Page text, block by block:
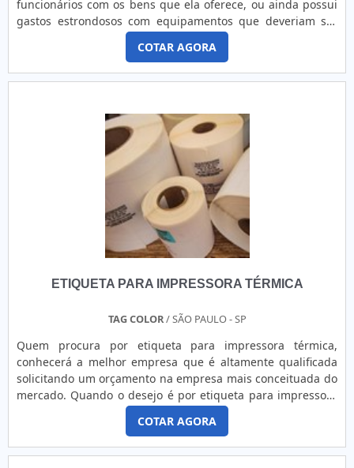
funcionários com os bens que ela oferece, ou ainda possui
gastos estrondosos com equipamentos que deveriam ser
utilizados por muito tempo. Para solucionar esse tipo de
problema é que empresas como a Digna Etiquetas
desenvolveram as etiquetas patrimoniais. Confie em quem
COTAR AGORA
ETIQUETA PARA IMPRESSORA TÉRMICA
TAG COLOR/ SÃO PAULO - SP
Quem procura por etiqueta para impressora térmica,
conhecerá a melhor empresa que é altamente qualificada
solicitando um orçamento na empresa mais conceituada do
mercado. Quando o desejo é por etiqueta para impressora
térmica, com a Tag Color atingirá excelente custo-benefício
com soluções integradas para setores industriais, atacado e
varejo.DETALHES SOBRE A ETIQUETA PARA IMPRESSORA
COTAR AGORA